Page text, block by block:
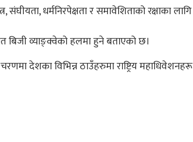
धर्मनिरपेक्षता र समावेशिताको रक्षाका लागि
बिजी व्याङ्क्वेको हलमा हुने बताएको छ।
देशका विभिन्न ठाउँहरुमा राष्ट्रिय महाधिवेशनहरू